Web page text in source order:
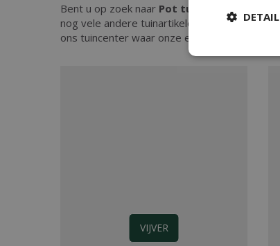
Bent u op zoek naar Pot tusca d31h28.5cm
nog vele andere tuinartikelen. Kopen doet u
ons tuincenter waar onze ervaren
VIJVER